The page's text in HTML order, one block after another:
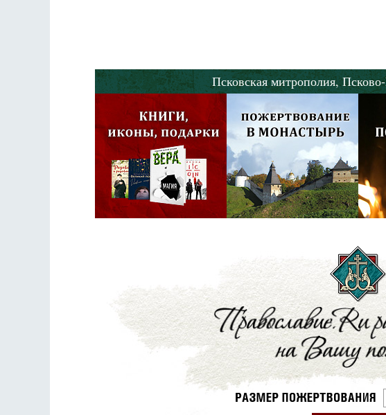
Псковская митрополия,